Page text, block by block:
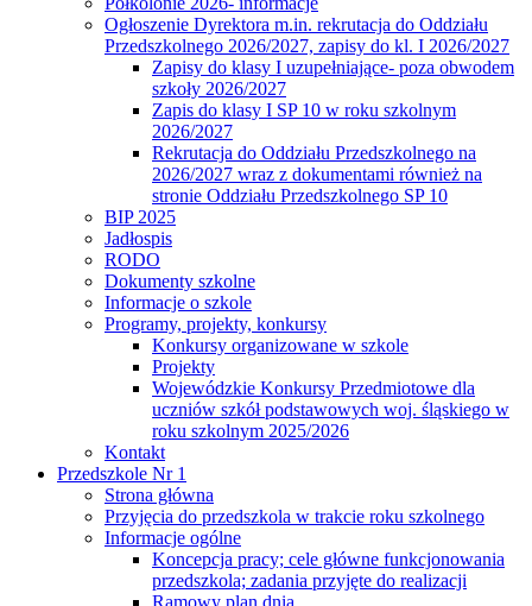
Ogłoszenie Dyrektora m.in. rekrutacja do Oddziału
Przedszkolnego 2026/2027, zapisy do kl. I 2026/2027
Zapisy do klasy I uzupełniające- poza obwodem
szkoły 2026/2027
Zapis do klasy I SP 10 w roku szkolnym
2026/2027
Rekrutacja do Oddziału Przedszkolnego na
2026/2027 wraz z dokumentami również na
stronie Oddziału Przedszkolnego SP 10
BIP 2025
Jadłospis
RODO
Dokumenty szkolne
Informacje o szkole
Programy, projekty, konkursy
Konkursy organizowane w szkole
Projekty
Wojewódzkie Konkursy Przedmiotowe dla
uczniów szkół podstawowych woj. śląskiego w
roku szkolnym 2025/2026
Kontakt
Przedszkole Nr 1
Strona główna
Przyjęcia do przedszkola w trakcie roku szkolnego
Informacje ogólne
Koncepcja pracy; cele główne funkcjonowania
przedszkola; zadania przyjęte do realizacji
Ramowy plan dnia